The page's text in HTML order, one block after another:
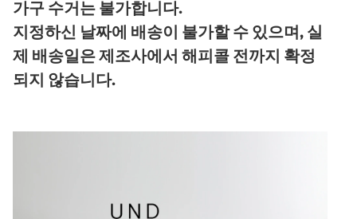
가구 수거는 불가합니다.
지정하신 날짜에 배송이 불가할 수 있으며, 실
제 배송일은 제조사에서 해피콜 전까지 확정
되지 않습니다.